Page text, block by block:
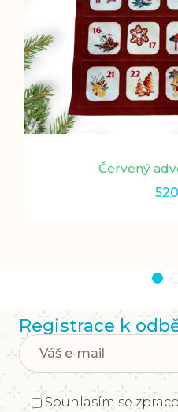
Červený
520
Registrace k
Souhlasím se